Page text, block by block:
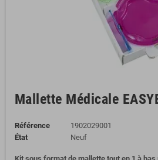
Mallette Médicale
Référence
1902029001
État
Neuf